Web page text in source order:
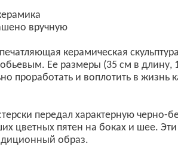
вручную
керамическая
Ее размеры (35 см в длину,
проработать и воплотить в
передал характерную черно-
цветных пятен на боках и шее.
образ.